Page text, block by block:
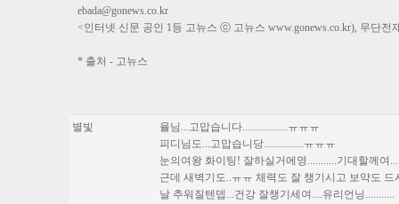
ebada@gonews.co.kr
<인터넷 신문 공인 1등 고뉴스 ⓒ 고뉴스 www.gonews.co.kr), 무단전
* 출처 - 고뉴스
별빛
율님...고맙습니다.................ㅠㅠㅠ
피디님도...고맙습니당...............ㅠㅠㅠ
눈의여왕 화이팅! 잘하실거에영...........기대할께여...
근데 새벽기도..ㅠㅠ 체력도 잘 챙기시고 보약도 드
날 추워질텐뎁...건강 잘챙기세여....유리언닝...........